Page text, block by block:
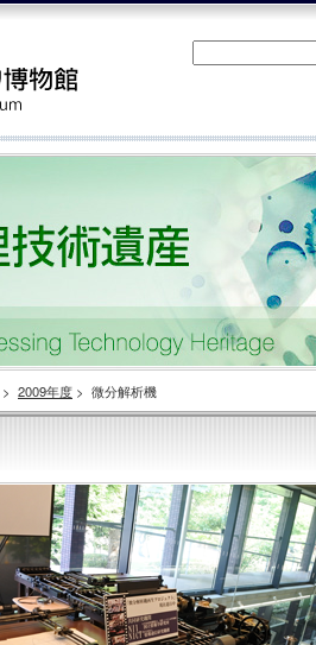
> 2009年度 > 微分解析機